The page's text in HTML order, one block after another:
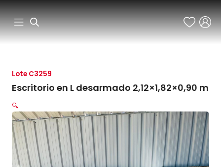
Ir
al
contenido
Lote C3259
Escritorio en L desarmado 2,12×1,82×0,90 m
🔍